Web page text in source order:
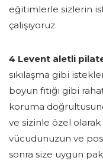
eğitimlerle sizlerin
çalışıyoruz.
4 Levent aletli
sıkılaşma gibi
boyun fıtığı gibi
koruma
ve sizinle özel
vücudunuzun ve
sonra size uygun